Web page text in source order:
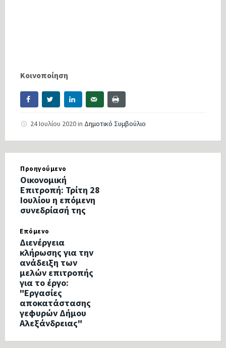
Κοινοποίηση
24 Ιουλίου 2020in Δημοτικό Συμβούλιο
Προηγούμενο
Οικονομική
Επιτροπή: Τρίτη 28
Ιουλίου η επόμενη
συνεδρίασή της
Επόμενο
Διενέργεια
κλήρωσης για την
ανάδειξη των
μελών επιτροπής
για το έργο:
"Εργασίες
αποκατάστασης
γεφυρών Δήμου
Αλεξάνδρειας"